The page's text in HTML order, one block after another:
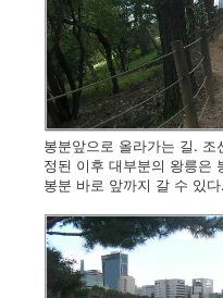
봉분앞으로 올라가는 길. 조
정된 이후 대부분의 왕릉은
봉분 바로 앞까지 갈 수 있다.